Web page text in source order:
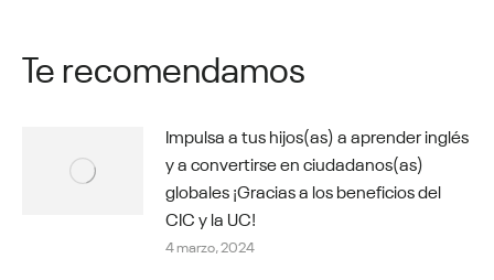
Te recomendamos
Impulsa a tus hijos(as) a aprender inglés
y a convertirse en ciudadanos(as)
globales ¡Gracias a los beneficios del
CIC y la UC!
4 marzo, 2024